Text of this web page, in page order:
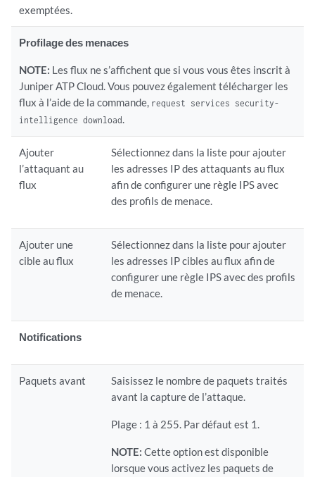
exemptées.
Profilage des menaces
NOTE: Les flux ne s’affichent que si vous vous êtes inscrit à
Juniper ATP Cloud. Vous pouvez également télécharger les
flux à l’aide de la commande, request services security-
intelligence download.
Ajouter
l’attaquant au
flux
Sélectionnez dans la liste pour ajouter
les adresses IP des attaquants au flux
afin de configurer une règle IPS avec
des profils de menace.
Ajouter une
cible au flux
Sélectionnez dans la liste pour ajouter
les adresses IP cibles au flux afin de
configurer une règle IPS avec des profils
de menace.
Notifications
Paquets avant
Saisissez le nombre de paquets traités
avant la capture de l’attaque.
Plage : 1 à 255. Par défaut est 1.
NOTE: Cette option est disponible
lorsque vous activez les paquets de